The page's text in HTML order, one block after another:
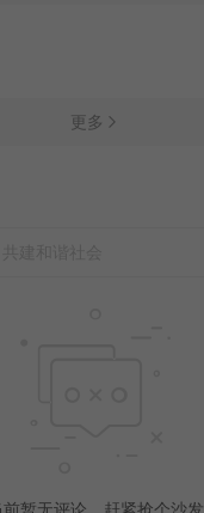
更多
前暂无评论，赶紧抢个沙发